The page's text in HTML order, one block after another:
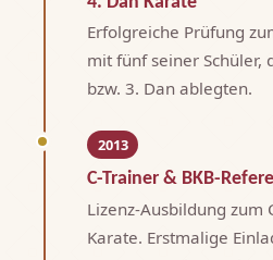
Erfolgreiche Prüfung
mit fünf seiner Schüler,
bzw. 3. Dan ablegten.
2013
C-Trainer & BKB-
Lizenz-Ausbildung zum
Karate. Erstmalige